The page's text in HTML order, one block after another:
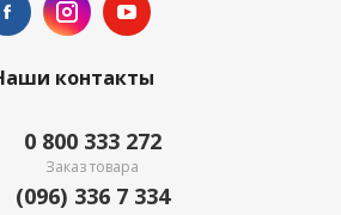
контакты
0 800 333 272
Заказ товара
(096) 336 7 334